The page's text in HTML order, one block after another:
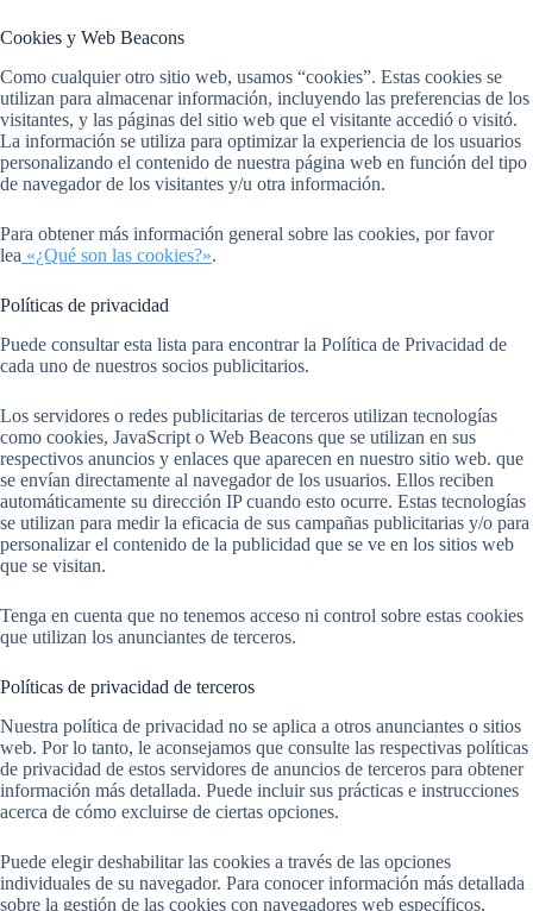
Cookies y Web Beacons
Como cualquier otro sitio web, usamos “cookies”. Estas cookies se
utilizan para almacenar información, incluyendo las preferencias de los
visitantes, y las páginas del sitio web que el visitante accedió o visitó.
La información se utiliza para optimizar la experiencia de los usuarios
personalizando el contenido de nuestra página web en función del tipo
de navegador de los visitantes y/u otra información.
Para obtener más información general sobre las cookies, por favor
lea «¿Qué son las cookies?».
Políticas de privacidad
Puede consultar esta lista para encontrar la Política de Privacidad de
cada uno de nuestros socios publicitarios.
Los servidores o redes publicitarias de terceros utilizan tecnologías
como cookies, JavaScript o Web Beacons que se utilizan en sus
respectivos anuncios y enlaces que aparecen en nuestro sitio web. que
se envían directamente al navegador de los usuarios. Ellos reciben
automáticamente su dirección IP cuando esto ocurre. Estas tecnologías
se utilizan para medir la eficacia de sus campañas publicitarias y/o para
personalizar el contenido de la publicidad que se ve en los sitios web
que se visitan.
Tenga en cuenta que no tenemos acceso ni control sobre estas cookies
que utilizan los anunciantes de terceros.
Políticas de privacidad de terceros
Nuestra política de privacidad no se aplica a otros anunciantes o sitios
web. Por lo tanto, le aconsejamos que consulte las respectivas políticas
de privacidad de estos servidores de anuncios de terceros para obtener
información más detallada. Puede incluir sus prácticas e instrucciones
acerca de cómo excluirse de ciertas opciones.
Puede elegir deshabilitar las cookies a través de las opciones
individuales de su navegador. Para conocer información más detallada
sobre la gestión de las cookies con navegadores web específicos,